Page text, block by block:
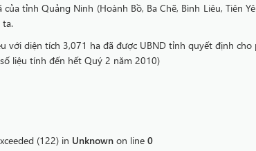
tỉnh Quảng Ninh (Hoành Bồ, Ba Chẽ, Bình Liêu, Tiên
ta.
với diện tích 3,071 ha đã được UBND tỉnh quyết định
liệu tính đến hết Quý 2 năm 2010)
(122) in Unknown on line 0